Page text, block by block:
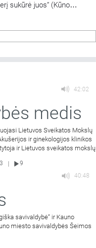
sukūrė juos“ (Kūno
popiežius Jonas
remdamasis tuo, kaip ją
42:02
medis
Lietuvos Sveikatos Mokslų
ir ginekologijos klinikos
ir Lietuvos sveikatos mokslų
9
40:48
savivaldybė“ ir Kauno
miesto savivaldybės Šeimos